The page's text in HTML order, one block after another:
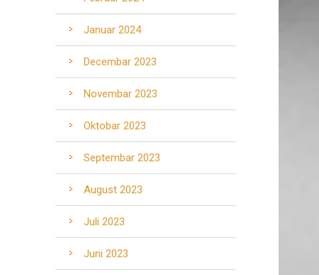
Januar 2024
Decembar 2023
Novembar 2023
Oktobar 2023
Septembar 2023
August 2023
Juli 2023
Juni 2023